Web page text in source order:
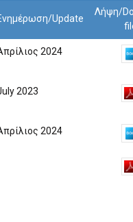
Update
Λήψη/
2024
2023
2024